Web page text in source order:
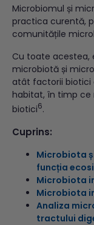
Microbiomul și
practica curentă,
comunitățile
Cu toate acestea,
microbiotă și
atât factorii biotici
habitat, în timp ce
biotici6.
Cuprins:
Microbiota
funcția
Microbiota
Microbiota
Analiza
tractului